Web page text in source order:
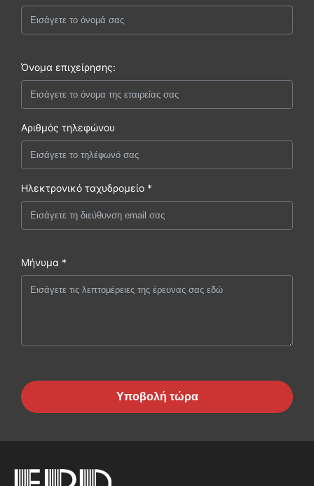
Όνομα επιχείρησης:
Αριθμός τηλεφώνου
Ηλεκτρονικό ταχυδρομείο *
Μήνυμα *
Υποβολή τώρα